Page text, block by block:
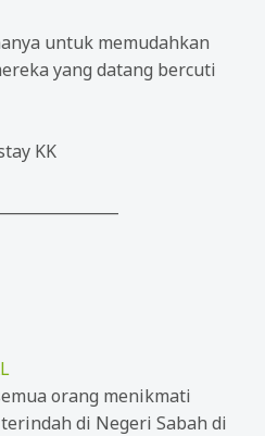
untuk memudahkan
yang datang bercuti
KK
orang menikmati
di Negeri Sabah di